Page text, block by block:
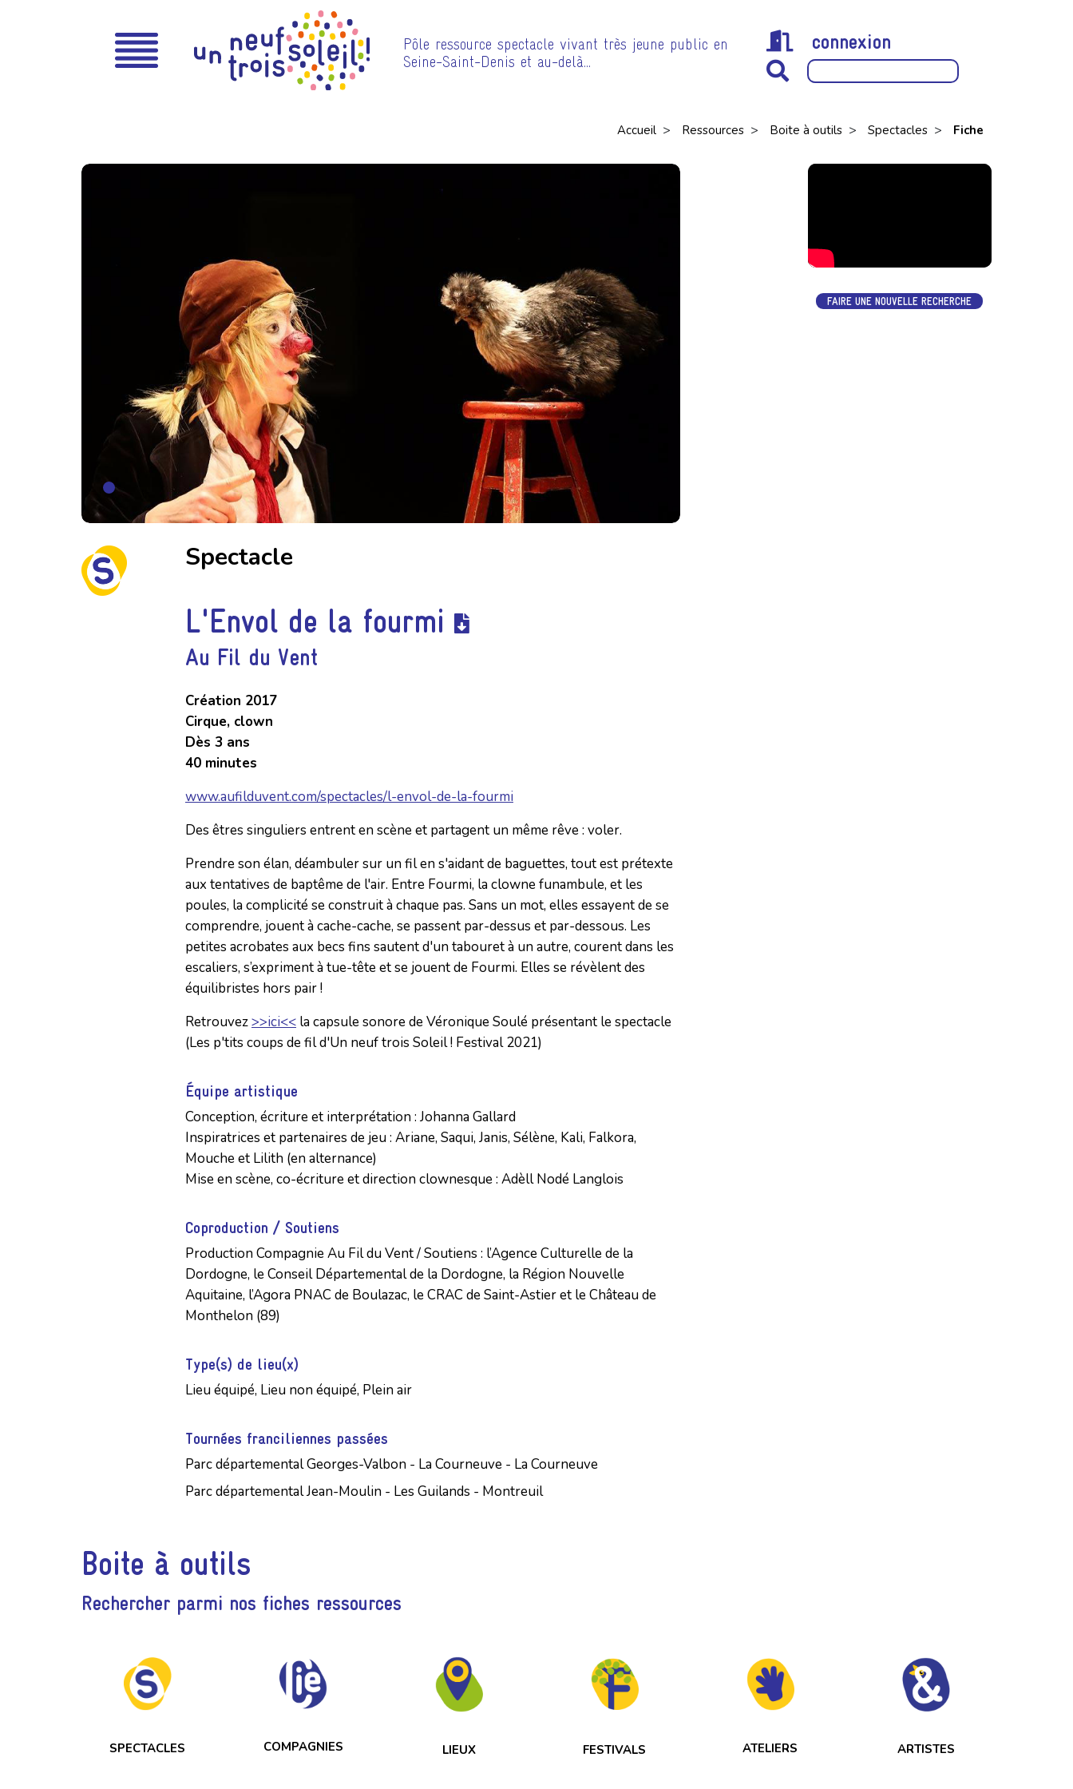
Pôle ressource spectacle vivant très jeune public en
Seine-Saint-Denis et au-delà…
connexion
Accueil > Ressources > Boite à outils > Spectacles > Fiche
Spectacle
L'Envol de la fourmi
Au Fil du Vent
Création 2017
Cirque, clown
Dès 3 ans
40 minutes
www.aufilduvent.com/spectacles/l-envol-de-la-fourmi
Des êtres singuliers entrent en scène et partagent un même rêve : voler.
Prendre son élan, déambuler sur un fil en s'aidant de baguettes, tout est prétexte
aux tentatives de baptême de l'air. Entre Fourmi, la clowne funambule, et les
poules, la complicité se construit à chaque pas. Sans un mot, elles essayent de se
comprendre, jouent à cache-cache, se passent par-dessus et par-dessous. Les
petites acrobates aux becs fins sautent d'un tabouret à un autre, courent dans les
escaliers, s’expriment à tue-tête et se jouent de Fourmi. Elles se révèlent des
équilibristes hors pair !
Retrouvez>>ici<< la capsule sonore de Véronique Soulé présentant le spectacle
(Les p'tits coups de fil d'Un neuf trois Soleil ! Festival 2021)
Équipe artistique
Conception, écriture et interprétation : Johanna Gallard
Inspiratrices et partenaires de jeu : Ariane, Saqui, Janis, Sélène, Kali, Falkora,
Mouche et Lilith (en alternance)
Mise en scène, co-écriture et direction clownesque : Adèll Nodé Langlois
Coproduction / Soutiens
Production Compagnie Au Fil du Vent / Soutiens : l’Agence Culturelle de la
Dordogne, le Conseil Départemental de la Dordogne, la Région Nouvelle
Aquitaine, l’Agora PNAC de Boulazac, le CRAC de Saint-Astier et le Château de
Monthelon (89)
Type(s) de lieu(x)
Lieu équipé, Lieu non équipé, Plein air
Tournées franciliennes passées
Parc départemental Georges-Valbon - La Courneuve - La Courneuve
Parc départemental Jean-Moulin - Les Guilands - Montreuil
FAIRE UNE NOUVELLE RECHERCHE
Boite à outils
Rechercher parmi nos fiches ressources
SPECTACLES COMPAGNIES LIEUX FESTIVALS ATELIERS ARTISTES